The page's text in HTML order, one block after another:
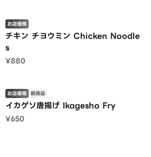
チキン チヨウミン Chicken Noodle
s
お店価格
¥880
イカゲソ唐揚げ Ikagesho Fry
お店価格 新商品
¥650